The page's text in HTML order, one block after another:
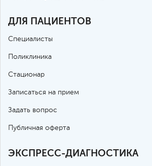
ДЛЯ ПАЦИЕНТОВ
Специалисты
Поликлиника
Стационар
Записаться на прием
Задать вопрос
Публичная оферта
ЭКСПРЕСС-ДИАГНОСТИКА